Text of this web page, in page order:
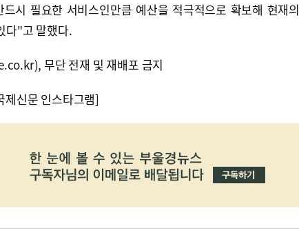
시 필요한 서비스인만큼 예산을 적극적으로 확보해 현재의
다"고 말했다.
무단 전재 및 재배포 금지
제신문 인스타그램]